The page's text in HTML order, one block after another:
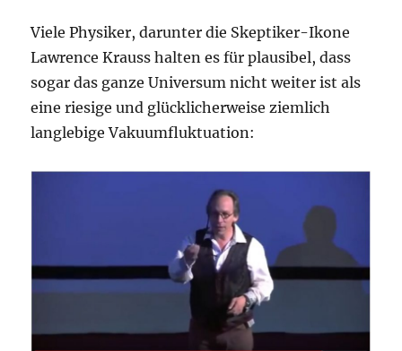
Viele Physiker, darunter die Skeptiker-Ikone
Lawrence Krauss halten es für plausibel, dass
sogar das ganze Universum nicht weiter ist als
eine riesige und glücklicherweise ziemlich
langlebige Vakuumfluktuation: